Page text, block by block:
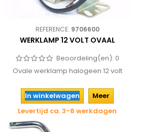
REFERENCE: 9706600
WERKLAMP 12 VOLT OVAAL
Beoordeling(en): 0
Ovale werklamp halogeen 12 volt
In winkelwagen
Meer
Levertijd ca. 3-6 werkdagen